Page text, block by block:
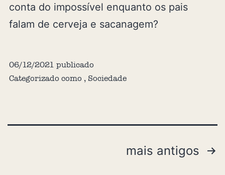
conta do impossível enquanto os pais
falam de cerveja e sacanagem?
06/12/2021 publicado
Categorizado como , Sociedade
mais antigos